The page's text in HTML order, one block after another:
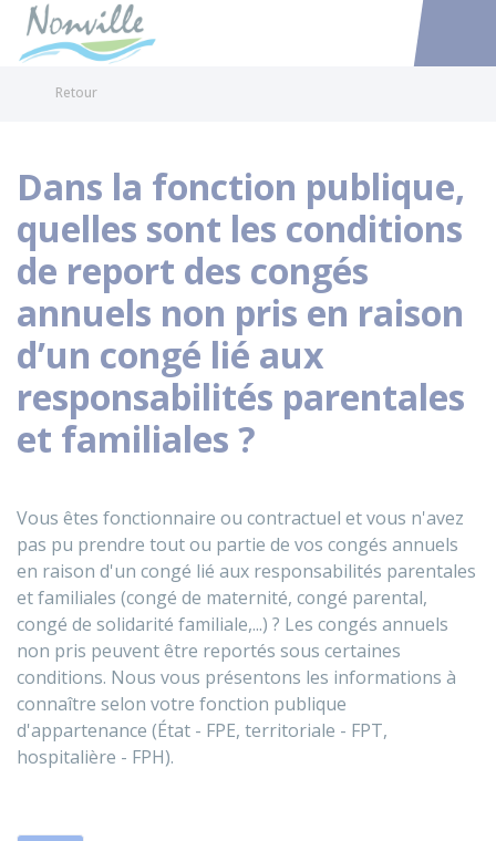
Accéder
Retour
Dans la fonction publique,
quelles sont les conditions
de report des congés
annuels non pris en raison
d’un congé lié aux
responsabilités parentales
et familiales ?
Vous êtes fonctionnaire ou contractuel et vous n'avez
pas pu prendre tout ou partie de vos congés annuels
en raison d'un congé lié aux responsabilités parentales
et familiales (congé de maternité, congé parental,
congé de solidarité familiale,...) ? Les congés annuels
non pris peuvent être reportés sous certaines
conditions. Nous vous présentons les informations à
connaître selon votre fonction publique
d'appartenance (État - FPE, territoriale - FPT,
hospitalière - FPH).